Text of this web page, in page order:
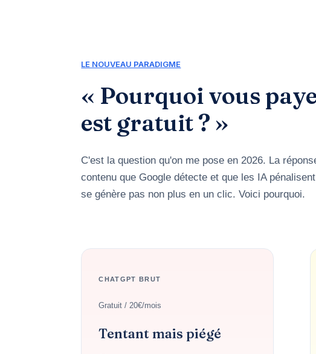
LE NOUVEAU PARADIGME
« Pourquoi vous
est gratuit ? »
C'est la question qu'on me pose en 2026. La
contenu que Google détecte et que les IA
se génère pas non plus en un clic. Voici pourquoi.
CHATGPT BRUT
Gratuit / 20€/mois
Tentant mais piégé